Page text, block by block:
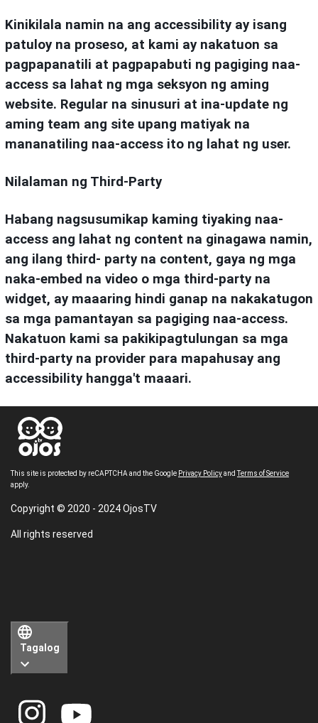
Kinikilala namin na ang accessibility ay isang
patuloy na proseso, at kami ay nakatuon sa
pagpapanatili at pagpapabuti ng pagiging naa-
access sa lahat ng mga seksyon ng aming
website. Regular na sinusuri at ina-update ng
aming team ang site upang matiyak na
mananatiling naa-access ito ng lahat ng user.
Nilalaman ng Third-Party
Habang nagsusumikap kaming tiyaking naa-
access ang lahat ng content na ginagawa namin,
ang ilang third- party na content, gaya ng mga
naka-embed na video o mga third-party na
widget, ay maaaring hindi ganap na nakakatugon
sa mga pamantayan sa pagiging naa-access.
Nakatuon kami sa pakikipagtulungan sa mga
third-party na provider para mapahusay ang
accessibility hangga't maaari.
This site is protected by reCAPTCHA and the Google Privacy PolicyandTerms of Service
apply.
Copyright © 2020 - 2024 OjosTV
All rights reserved
Tagalog